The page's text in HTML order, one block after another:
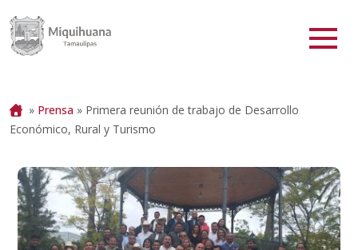
Portada
» Prensa » Primera reunión de trabajo de Desarrollo
Económico, Rural y Turismo